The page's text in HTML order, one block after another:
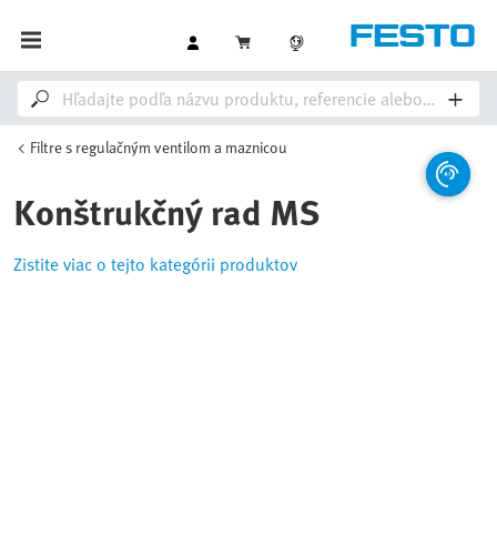
Filtre s regulačným ventilom a maznicou
Konštrukčný rad MS
Zistite viac o tejto kategórii produktov